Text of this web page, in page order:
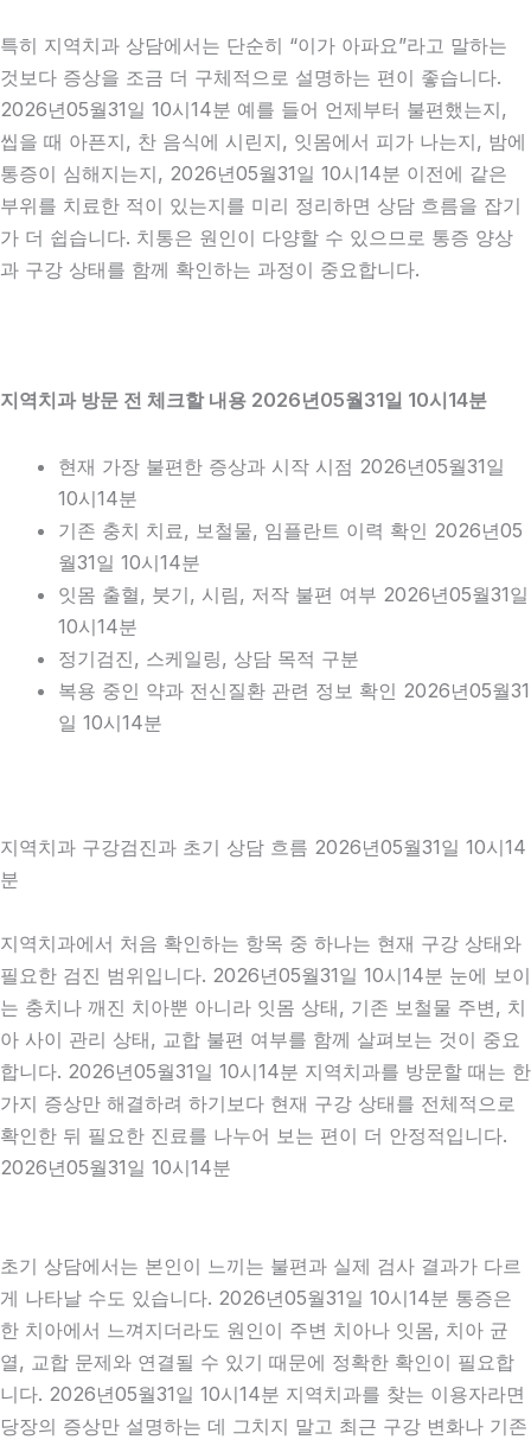
특히 지역치과 상담에서는 단순히 “이가 아파요”라고 말하는
것보다 증상을 조금 더 구체적으로 설명하는 편이 좋습니다.
2026년05월31일 10시14분 예를 들어 언제부터 불편했는지,
씹을 때 아픈지, 찬 음식에 시린지, 잇몸에서 피가 나는지, 밤에
통증이 심해지는지, 2026년05월31일 10시14분 이전에 같은
부위를 치료한 적이 있는지를 미리 정리하면 상담 흐름을 잡기
가 더 쉽습니다. 치통은 원인이 다양할 수 있으므로 통증 양상
과 구강 상태를 함께 확인하는 과정이 중요합니다.
지역치과 방문 전 체크할 내용 2026년05월31일 10시14분
현재 가장 불편한 증상과 시작 시점 2026년05월31일
10시14분
기존 충치 치료, 보철물, 임플란트 이력 확인 2026년05
월31일 10시14분
잇몸 출혈, 붓기, 시림, 저작 불편 여부 2026년05월31일
10시14분
정기검진, 스케일링, 상담 목적 구분
복용 중인 약과 전신질환 관련 정보 확인 2026년05월31
일 10시14분
지역치과 구강검진과 초기 상담 흐름 2026년05월31일 10시14
분
지역치과에서 처음 확인하는 항목 중 하나는 현재 구강 상태와
필요한 검진 범위입니다. 2026년05월31일 10시14분 눈에 보이
는 충치나 깨진 치아뿐 아니라 잇몸 상태, 기존 보철물 주변, 치
아 사이 관리 상태, 교합 불편 여부를 함께 살펴보는 것이 중요
합니다. 2026년05월31일 10시14분 지역치과를 방문할 때는 한
가지 증상만 해결하려 하기보다 현재 구강 상태를 전체적으로
확인한 뒤 필요한 진료를 나누어 보는 편이 더 안정적입니다.
2026년05월31일 10시14분
초기 상담에서는 본인이 느끼는 불편과 실제 검사 결과가 다르
게 나타날 수도 있습니다. 2026년05월31일 10시14분 통증은
한 치아에서 느껴지더라도 원인이 주변 치아나 잇몸, 치아 균
열, 교합 문제와 연결될 수 있기 때문에 정확한 확인이 필요합
니다. 2026년05월31일 10시14분 지역치과를 찾는 이용자라면
당장의 증상만 설명하는 데 그치지 말고 최근 구강 변화나 기존